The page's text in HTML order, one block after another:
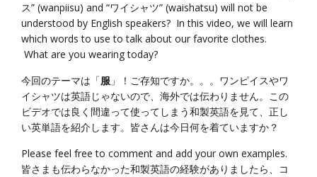
ス” (wanpiisu) and “ワイシャツ” (waishatsu) will not be
understood by English speakers? In this video, we will learn
which words to use to talk about our favorite clothes.
What are you wearing today?
今回のテーマは「服 」！ご存知ですか。。。ワンピイスやワ
イシャツは英語じゃないので、海外では伝わりません。この
ビデオでは良く間違って使ってしまう和製英語を見て、正し
い英単語を紹介します。皆さんは今日何を着ていますか？
Please feel free to comment and add your own examples.
皆さまも伝わらなかった和製英語の経験がありましたら、コ